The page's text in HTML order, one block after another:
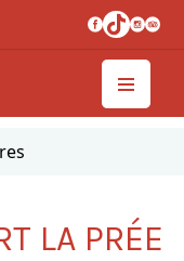
LA PRÉE